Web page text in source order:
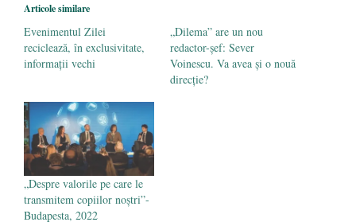
Articole similare
Evenimentul Zilei
reciclează, în exclusivitate,
informații vechi
„Dilema” are un nou
redactor-şef: Sever
Voinescu. Va avea şi o nouă
direcţie?
„Despre valorile pe care le
transmitem copiilor noștri”-
Budapesta, 2022